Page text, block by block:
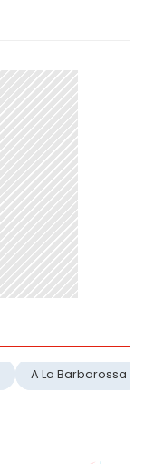
A La Barbarossa